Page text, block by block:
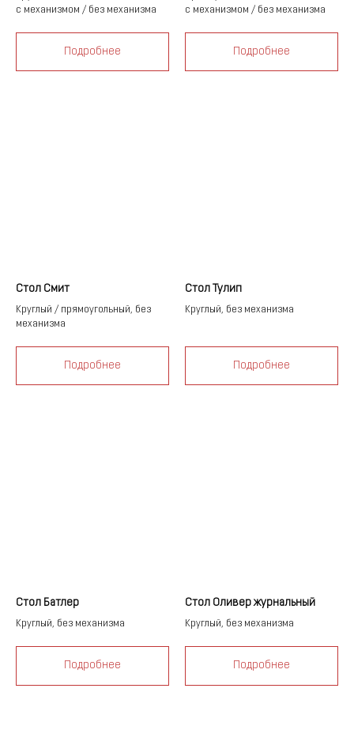
с механизмом / без механизма
Подробнее
с механизмом / без механизма
Подробнее
Стол Смит
Круглый / прямоугольный, без
механизма
Подробнее
Стол Тулип
Круглый, без механизма
Подробнее
Стол Батлер
Круглый, без механизма
Подробнее
Стол Оливер журнальный
Круглый, без механизма
Подробнее